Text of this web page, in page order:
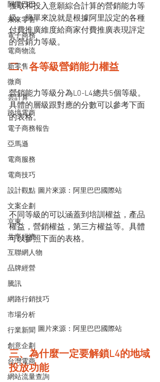
阿里巴巴
未來零售
電子商務
電商物流
新零售
微商
雲計算
跨境電商
電子商務報告
亞馬遜
電商服務
電商技巧
設計觀點
文案企劃
京東
共享經濟
互聯網人物
品牌經營
騰訊
網路行銷技巧
市場分析
行業新聞
創意企劃
台灣電商
網站流量查詢
獲取和投入意願綜合計算的營銷能力等
級。簡單來說就是根據阿里設定的各種
付費推廣維度給商家付費推廣表現評定
的營銷力等級。
二、各等級營銷能力權益
營銷能力等級分為L0-L4總共5個等級。
具體的層級跟對應的分數可以參考下面
的表格。
圖片來源：阿里巴巴國際站
不同等級的可以涵蓋到培訓權益，產品
權益，營銷權益，第三方權益等。具體
可以參照下面的表格。
圖片來源：阿里巴巴國際站
三、為什麼一定要解鎖L4的地域
投放功能